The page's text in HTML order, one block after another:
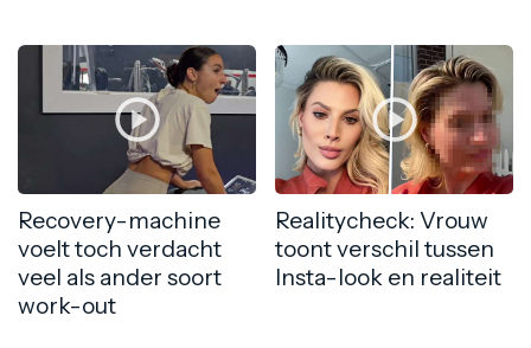
Recovery-machine
voelt toch verdacht
veel als ander soort
work-out
Realitycheck: Vrouw
toont verschil tussen
Insta-look en realiteit